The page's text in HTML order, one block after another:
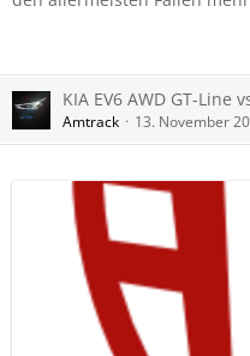
KIA EV6 AWD GT-Line
Amtrack 13. November